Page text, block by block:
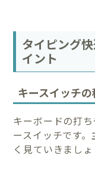
タイピング
イント
キースイッチ
キーボードの打
ースイッチです
く見ていきましょ